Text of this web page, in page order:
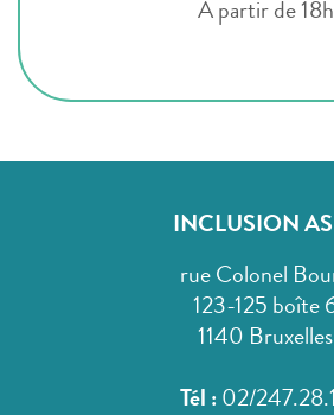
A partir de 18h
INCLUSION
rue Colonel
123-125 boîte
1140 Bruxelles
Tél : 02/